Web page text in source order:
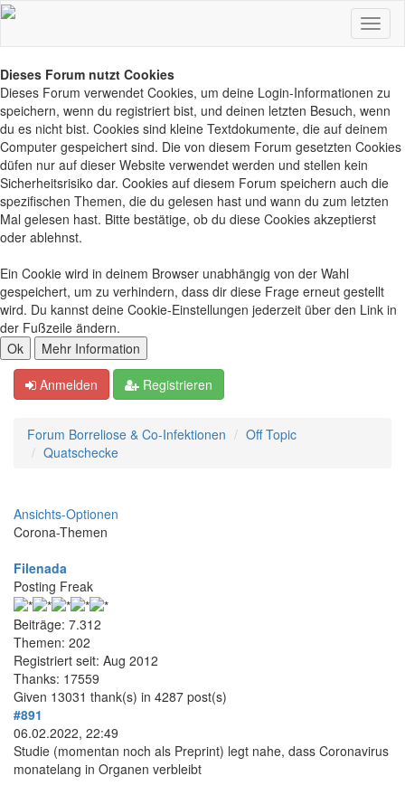
Dieses Forum nutzt Cookies
Dieses Forum verwendet Cookies, um deine Login-Informationen zu
speichern, wenn du registriert bist, und deinen letzten Besuch, wenn
du es nicht bist. Cookies sind kleine Textdokumente, die auf deinem
Computer gespeichert sind. Die von diesem Forum gesetzten Cookies
düfen nur auf dieser Website verwendet werden und stellen kein
Sicherheitsrisiko dar. Cookies auf diesem Forum speichern auch die
spezifischen Themen, die du gelesen hast und wann du zum letzten
Mal gelesen hast. Bitte bestätige, ob du diese Cookies akzeptierst
oder ablehnst.
Ein Cookie wird in deinem Browser unabhängig von der Wahl
gespeichert, um zu verhindern, dass dir diese Frage erneut gestellt
wird. Du kannst deine Cookie-Einstellungen jederzeit über den Link in
der Fußzeile ändern.
Anmelden Registrieren
Forum Borreliose & Co-Infektionen
Off Topic
Quatschecke
Ansichts-Optionen
Corona-Themen
Filenada
Posting Freak
Beiträge: 7.312
Themen: 202
Registriert seit: Aug 2012
Thanks: 17559
Given 13031 thank(s) in 4287 post(s)
#891
06.02.2022, 22:49
Studie (momentan noch als Preprint) legt nahe, dass Coronavirus
monatelang in Organen verbleibt